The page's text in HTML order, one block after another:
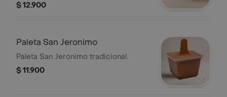
$ 12.900
Paleta San Jeronimo
Paleta San Jerónimo tradicional.
$ 11.900